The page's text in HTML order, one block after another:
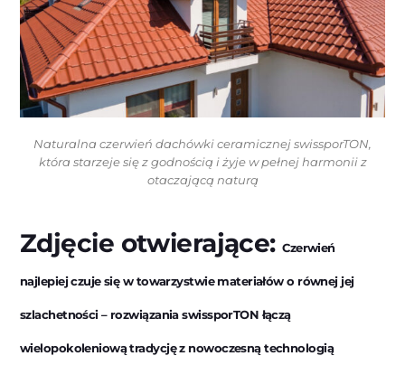
Naturalna czerwień dachówki ceramicznej swissporTON,
która starzeje się z godnością i żyje w pełnej harmonii z
otaczającą naturą
Zdjęcie otwierające:Czerwień
najlepiej czuje się w towarzystwie materiałów o równej jej
szlachetności – rozwiązania swissporTON łączą
wielopokoleniową tradycję z nowoczesną technologią